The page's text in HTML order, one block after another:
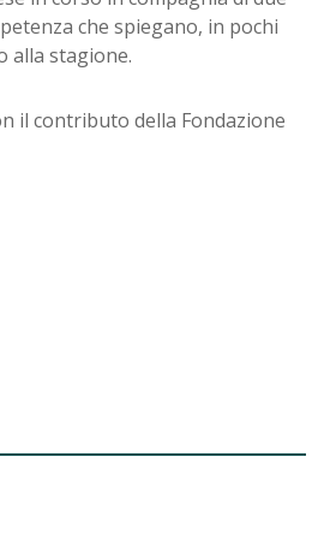
che spiegano, in pochi
alla stagione.
il contributo della Fondazione